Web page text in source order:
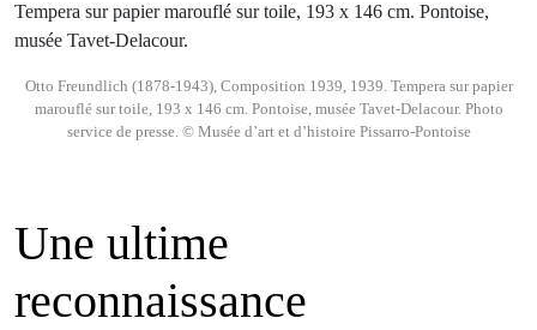
Otto Freundlich (1878-1943), Composition 1939, 1939. Tempera sur papier
marouflé sur toile, 193 x 146 cm. Pontoise, musée Tavet-Delacour. Photo
service de presse. © Musée d’art et d’histoire Pissarro-Pontoise
Une ultime
reconnaissance